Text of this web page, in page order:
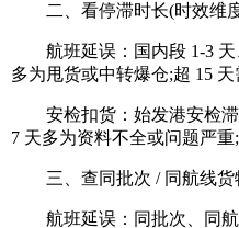
二、看停滞时长(时效维
航班延误：国内段 1-3 天
多为甩货或中转爆仓;超 15 天
安检扣货：始发港安检滞
7 天多为资料不全或问题严重
三、查同批次 / 同航线货
航班延误：同批次、同航